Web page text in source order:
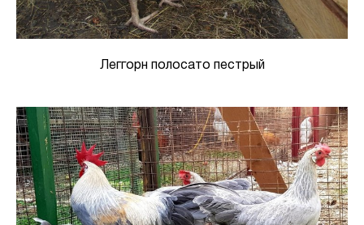
Леггорн полосато пестрый